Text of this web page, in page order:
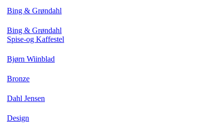
Bing & Grøndahl
Bing & Grøndahl
Spise-og Kaffestel
Bjørn Wiinblad
Bronze
Dahl Jensen
Design